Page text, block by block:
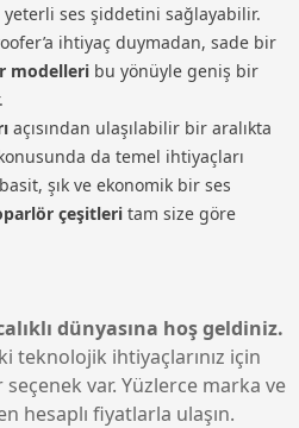
ses şiddetini sağlayabilir.
ihtiyaç duymadan, sade bir
modelleri bu yönüyle geniş bir
açısından ulaşılabilir bir aralıkta
da temel ihtiyaçları
şık ve ekonomik bir ses
çeşitleri tam size göre
dünyasına hoş geldiniz.
teknolojik ihtiyaçlarınız için
var. Yüzlerce marka ve
hesaplı fiyatlarla ulaşın.